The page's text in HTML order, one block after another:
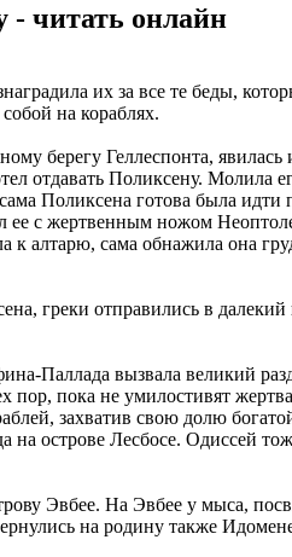
- читать онлайн
их за все те беды,
на кораблях.
берегу Геллеспонта,
отдавать Поликсену. Молила
Поликсена готова была
с жертвенным ножом
к алтарю, сама обнажила она
греки отправились в
Паллада вызвала великий
пор, пока не умилостивят
захватив свою долю
острове Лесбосе. Одиссей
Эвбее. На Эвбее у мыса,
на родину также